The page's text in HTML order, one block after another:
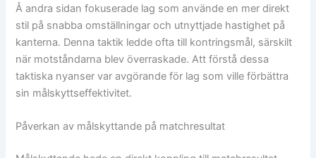
Å andra sidan fokuserade lag som använde en mer direkt
stil på snabba omställningar och utnyttjade hastighet på
kanterna. Denna taktik ledde ofta till kontringsmål, särskilt
när motståndarna blev överraskade. Att förstå dessa
taktiska nyanser var avgörande för lag som ville förbättra
sin målskyttseffektivitet.
Påverkan av målskyttande på matchresultat